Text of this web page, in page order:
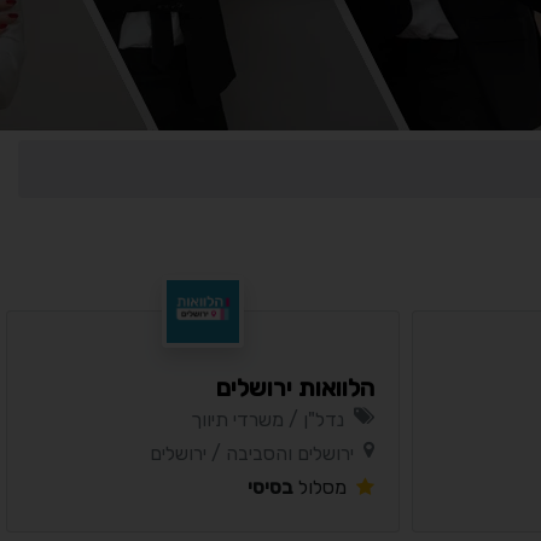
הלוואות ירושלים
נדל"ן / משרדי תיווך
ירושלים והסביבה / ירושלים
מסלול בסיסי
נגישות מאת ASM Accessibility